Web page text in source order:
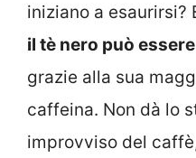
iniziano a esaurirsi?
il tè nero può
grazie alla sua
caffeina. Non dà lo
improvviso del